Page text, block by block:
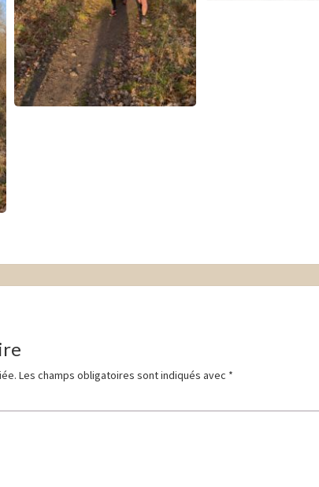
Les champs obligatoires sont indiqués avec *